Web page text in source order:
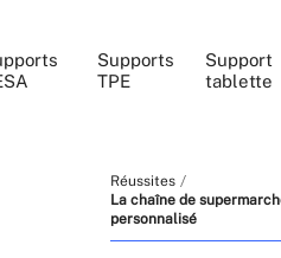
Supports
TPE
Support
tablette
Réussites
La chaîne de
personnalisé